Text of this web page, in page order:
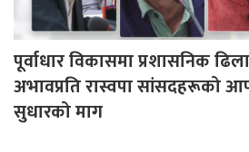
पूर्वाधार विकासमा प्रशासनिक
अभावप्रति रास्वपा सांसदहरूको
सुधारको माग